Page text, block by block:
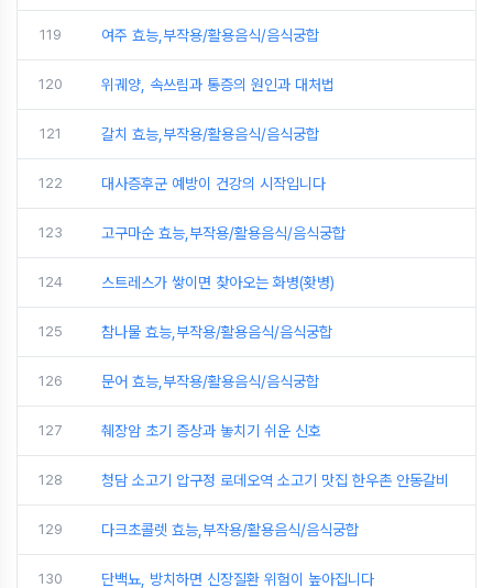
119 여주 효능,부작용/활용음식/음식궁합
120 위궤양, 속쓰림과 통증의 원인과 대처법
121 갈치 효능,부작용/활용음식/음식궁합
122 대사증후군 예방이 건강의 시작입니다
123 고구마순 효능,부작용/활용음식/음식궁합
124 스트레스가 쌓이면 찾아오는 화병(홧병)
125 참나물 효능,부작용/활용음식/음식궁합
126 문어 효능,부작용/활용음식/음식궁합
127 췌장암 초기 증상과 놓치기 쉬운 신호
128 청담 소고기 압구정 로데오역 소고기 맛집 한우촌 안동갈비
129 다크초콜렛 효능,부작용/활용음식/음식궁합
130 단백뇨, 방치하면 신장질환 위험이 높아집니다